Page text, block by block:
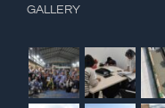
GALLERY